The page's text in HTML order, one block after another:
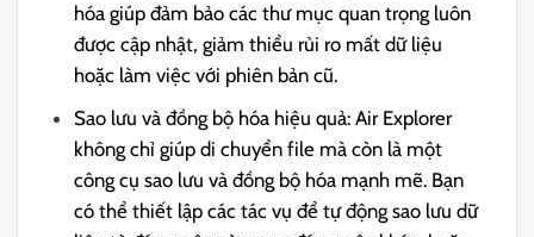
hóa giúp đảm bảo các thư mục quan trọng luôn
được cập nhật, giảm thiểu rủi ro mất dữ liệu
hoặc làm việc với phiên bản cũ.
Sao lưu và đồng bộ hóa hiệu quả: Air Explorer
không chỉ giúp di chuyển file mà còn là một
công cụ sao lưu và đồng bộ hóa mạnh mẽ. Bạn
có thể thiết lập các tác vụ để tự động sao lưu dữ